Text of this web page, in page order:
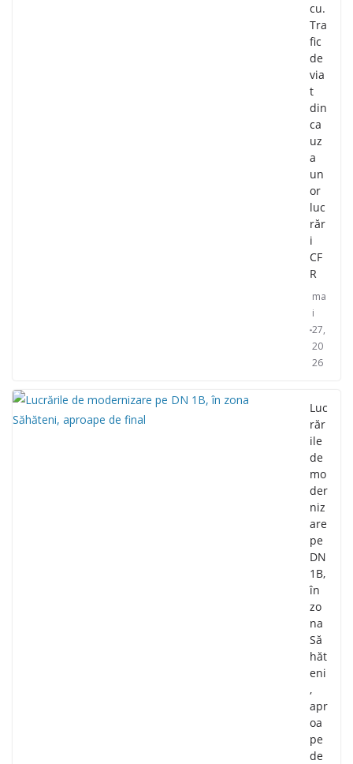
cu.
Tra
fic
de
via
t
din
ca
uz
a
un
or
luc
răr
i
CF
R
ma
i
27,
20
26
Luc
răr
ile
de
mo
der
niz
are
pe
DN
1B,
în
zo
na
Să
hăt
eni
,
apr
oa
pe
de